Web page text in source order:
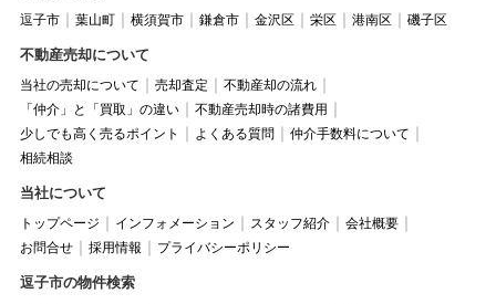
逗子市 葉山町 横須賀市 鎌倉市 金沢区 栄区 港南区 磯子区
不動産売却について
当社の売却について 売却査定
不動産却の流れ
「仲介」と「買取」の違い
不動産売却時の諸費用
少しでも高く売るポイント
よくある質問
仲介手数料について
相続相談
当社について
トップページ インフォメーション スタッフ紹介
会社概要
お問合せ
採用情報 プライバシーポリシー
逗子市の物件検索